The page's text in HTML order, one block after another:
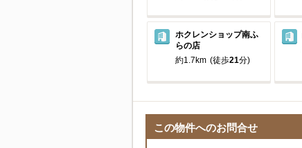
ホクレンショップ南ふ
らの店
約1.7km (徒歩21分)
この物件へのお問合せ